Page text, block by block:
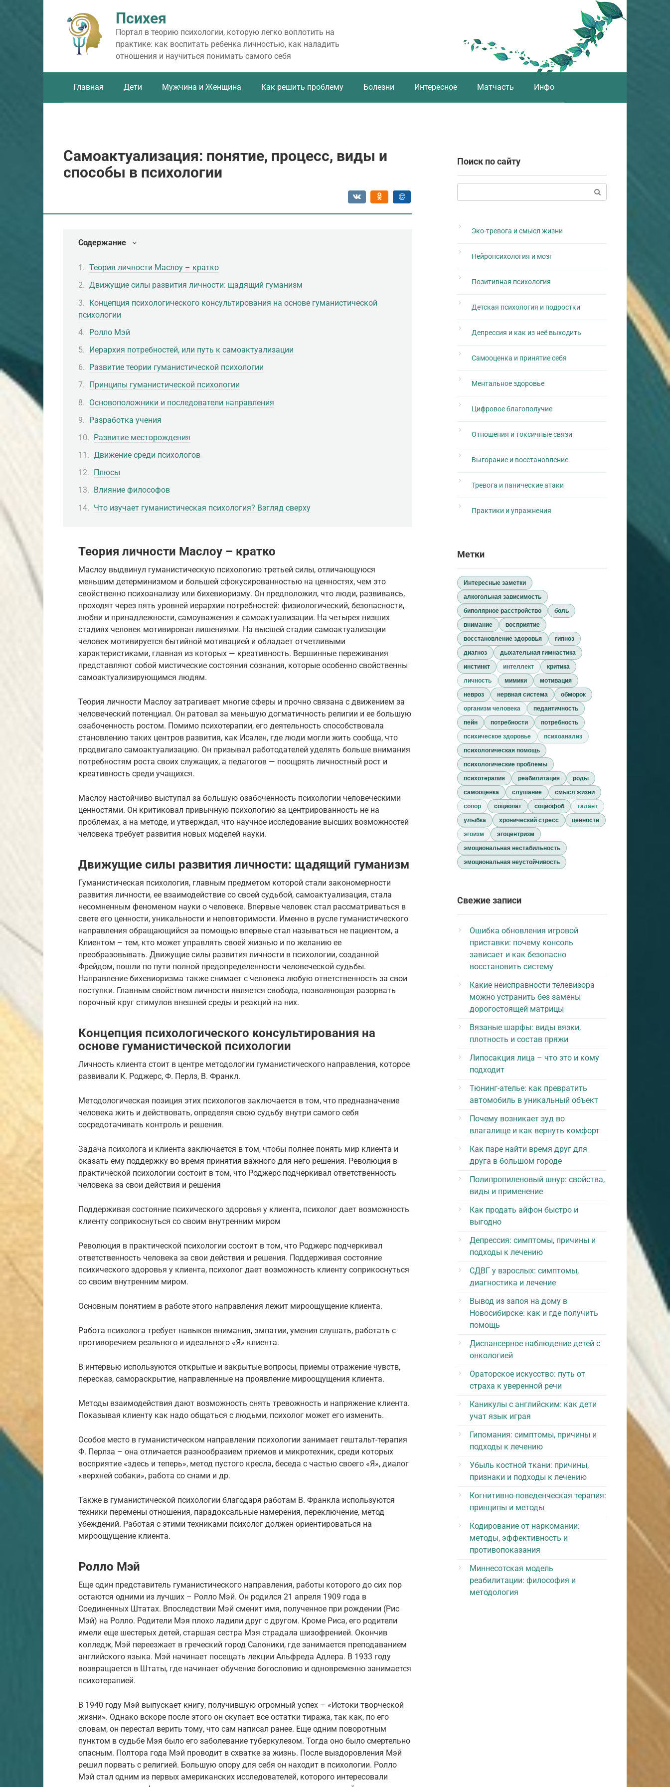
Психея
Портал в теорию психологии, которую легко воплотить на
практике: как воспитать ребенка личностью, как наладить
отношения и научиться понимать самого себя
Главная Дети Мужчина и Женщина Как решить проблему Болезни Интересное Матчасть Инфо
Самоактуализация: понятие, процесс, виды и
способы в психологии
Содержание
Теория личности Маслоу – кратко
Движущие силы развития личности: щадящий гуманизм
Концепция психологического консультирования на основе гуманистической
психологии
Ролло Мэй
Иерархия потребностей, или путь к самоактуализации
Развитие теории гуманистической психологии
Принципы гуманистической психологии
Основоположники и последователи направления
Разработка учения
Развитие месторождения
Движение среди психологов
Плюсы
Влияние философов
Что изучает гуманистическая психология? Взгляд сверху
Теория личности Маслоу – кратко
Маслоу выдвинул гуманистическую психологию третьей силы, отличающуюся
меньшим детерминизмом и большей сфокусированностью на ценностях, чем это
свойственно психоанализу или бихевиоризму. Он предположил, что люди, развиваясь,
проходят через пять уровней иерархии потребностей: физиологический, безопасности,
любви и принадлежности, самоуважения и самоактуализации. На четырех низших
стадиях человек мотивирован лишениями. На высшей стадии самоактуализации
человек мотивируется бытийной мотивацией и обладает отчетливыми
характеристиками, главная из которых — креативность. Вершинные переживания
представляют собой мистические состояния сознания, которые особенно свойственны
самоактуализирующимся людям.
Теория личности Маслоу затрагивает многие сферы и прочно связана с движением за
человеческий потенциал. Он ратовал за меньшую догматичность религии и ее большую
озабоченность ростом. Помимо психотерапии, его деятельность способствовала
становлению таких центров развития, как Исален, где люди могли жить сообща, что
продвигало самоактуализацию. Он призывал работодателей уделять больше внимания
потребностям роста своих служащих, а педагогов — поощрять личностный рост и
креативность среди учащихся.
Маслоу настойчиво выступал за большую озабоченность психологии человеческими
ценностями. Он критиковал привычную психологию за центрированность не на
проблемах, а на методе, и утверждал, что научное исследование высших возможностей
человека требует развития новых моделей науки.
Движущие силы развития личности: щадящий гуманизм
Гуманистическая психология, главным предметом которой стали закономерности
развития личности, ее взаимодействие со своей судьбой, самоактуализация, стала
несомненным феноменом науки о человеке. Впервые человек стал рассматриваться в
свете его ценности, уникальности и неповторимости. Именно в русле гуманистического
направления обращающийся за помощью впервые стал называться не пациентом, а
Клиентом – тем, кто может управлять своей жизнью и по желанию ее
преобразовывать. Движущие силы развития личности в психологии, созданной
Фрейдом, пошли по пути полной предопределенности человеческой судьбы.
Направление бихевиоризма также снимает с человека любую ответственность за свои
поступки. Главным свойством личности является свобода, позволяющая разорвать
порочный круг стимулов внешней среды и реакций на них.
Концепция психологического консультирования на
основе гуманистической психологии
Личность клиента стоит в центре методологии гуманистического направления, которое
развивали К. Роджерс, Ф. Перлз, В. Франкл.
Методологическая позиция этих психологов заключается в том, что предназначение
человека жить и действовать, определяя свою судьбу внутри самого себя
сосредотачивать контроль и решения.
Задача психолога и клиента заключается в том, чтобы полнее понять мир клиента и
оказать ему поддержку во время принятия важного для него решения. Революция в
практической психологии состоит в том, что Роджерс подчеркивал ответственность
человека за свои действия и решения
Поддерживая состояние психического здоровья у клиента, психолог дает возможность
клиенту соприкоснуться со своим внутренним миром
Революция в практической психологии состоит в том, что Роджерс подчеркивал
ответственность человека за свои действия и решения. Поддерживая состояние
психического здоровья у клиента, психолог дает возможность клиенту соприкоснуться
со своим внутренним миром.
Основным понятием в работе этого направления лежит мироощущение клиента.
Работа психолога требует навыков внимания, эмпатии, умения слушать, работать с
противоречием реального и идеального «Я» клиента.
В интервью используются открытые и закрытые вопросы, приемы отражение чувств,
пересказ, самораскрытие, направленные на проявление мироощущения клиента.
Методы взаимодействия дают возможность снять тревожность и напряжение клиента.
Показывая клиенту как надо общаться с людьми, психолог может его изменить.
Особое место в гуманистическом направлении психологии занимает гештальт-терапия
Ф. Перлза – она отличается разнообразием приемов и микротехник, среди которых
восприятие «здесь и теперь», метод пустого кресла, беседа с частью своего «Я», диалог
«верхней собаки», работа со снами и др.
Также в гуманистической психологии благодаря работам В. Франкла используются
техники перемены отношения, парадоксальные намерения, переключение, метод
убеждений. Работая с этими техниками психолог должен ориентироваться на
мироощущение клиента.
Ролло Мэй
Еще один представитель гуманистического направления, работы которого до сих пор
остаются одними из лучших – Ролло Мэй. Он родился 21 апреля 1909 года в
Соединенных Штатах. Впоследствии Мэй сменит имя, полученное при рождении (Рис
Мэй) на Ролло. Родители Мэя плохо ладили друг с другом. Кроме Риса, его родители
имели еще шестерых детей, старшая сестра Мэя страдала шизофренией. Окончив
колледж, Мэй переезжает в греческий город Салоники, где занимается преподаванием
английского языка. Мэй начинает посещать лекции Альфреда Адлера. В 1933 году
возвращается в Штаты, где начинает обучение богословию и одновременно занимается
психотерапией.
В 1940 году Мэй выпускает книгу, получившую огромный успех – «Истоки творческой
жизни». Однако вскоре после этого он скупает все остатки тиража, так как, по его
словам, он перестал верить тому, что сам написал ранее. Еще одним поворотным
пунктом в судьбе Мэя было его заболевание туберкулезом. Тогда оно было смертельно
опасным. Полтора года Мэй проводит в схватке за жизнь. После выздоровления Мэй
решил порвать с религией. Большую опору для себя он находит в психологии. Ролло
Мэй стал одним из первых американских исследователей, которого интересовали
Поиск по сайту
Эко-тревога и смысл жизни
Нейропсихология и мозг
Позитивная психология
Детская психология и подростки
Депрессия и как из неё выходить
Самооценка и принятие себя
Ментальное здоровье
Цифровое благополучие
Отношения и токсичные связи
Выгорание и восстановление
Тревога и панические атаки
Практики и упражнения
Метки
Интересные заметки
алкогольная зависимость
биполярное расстройство
боль
внимание
восприятие
восстановление здоровья
гипноз
диагноз
дыхательная гимнастика
инстинкт
интеллект
критика
личность
мимики
мотивация
невроз
нервная система
обморок
организм человека
педантичность
пейн
потребности
потребность
психическое здоровье
психоанализ
психологическая помощь
психологические проблемы
психотерапия
реабилитация
роды
самооценка
слушание
смысл жизни
сопор
социопат социофоб
талант
улыбка
хронический стресс
ценности
эгоизм
эгоцентризм
эмоциональная нестабильность
эмоциональная неустойчивость
Свежие записи
Ошибка обновления игровой
приставки: почему консоль
зависает и как безопасно
восстановить систему
Какие неисправности телевизора
можно устранить без замены
дорогостоящей матрицы
Вязаные шарфы: виды вязки,
плотность и состав пряжи
Липосакция лица – что это и кому
подходит
Тюнинг-ателье: как превратить
автомобиль в уникальный объект
Почему возникает зуд во
влагалище и как вернуть комфорт
Как паре найти время друг для
друга в большом городе
Полипропиленовый шнур: свойства,
виды и применение
Как продать айфон быстро и
выгодно
Депрессия: симптомы, причины и
подходы к лечению
СДВГ у взрослых: симптомы,
диагностика и лечение
Вывод из запоя на дому в
Новосибирске: как и где получить
помощь
Диспансерное наблюдение детей с
онкологией
Ораторское искусство: путь от
страха к уверенной речи
Каникулы с английским: как дети
учат язык играя
Гипомания: симптомы, причины и
подходы к лечению
Убыль костной ткани: причины,
признаки и подходы к лечению
Когнитивно-поведенческая терапия:
принципы и методы
Кодирование от наркомании:
методы, эффективность и
противопоказания
Миннесотская модель
реабилитации: философия и
методология